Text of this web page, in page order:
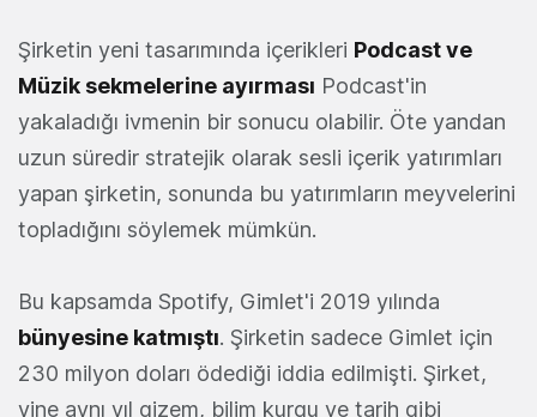
Şirketin yeni tasarımında içerikleri Podcast ve
Müzik sekmelerine ayırması Podcast'in
yakaladığı ivmenin bir sonucu olabilir. Öte yandan
uzun süredir stratejik olarak sesli içerik yatırımları
yapan şirketin, sonunda bu yatırımların meyvelerini
topladığını söylemek mümkün.
Bu kapsamda Spotify, Gimlet'i 2019 yılında
bünyesine katmıştı. Şirketin sadece Gimlet için
230 milyon doları ödediği iddia edilmişti. Şirket,
yine aynı yıl gizem, bilim kurgu ve tarih gibi